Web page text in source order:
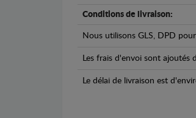
Conditions de livraison:
Nous utilisons GLS, DPD
Les frais d'envoi sont ajoutés
Le délai de livraison est